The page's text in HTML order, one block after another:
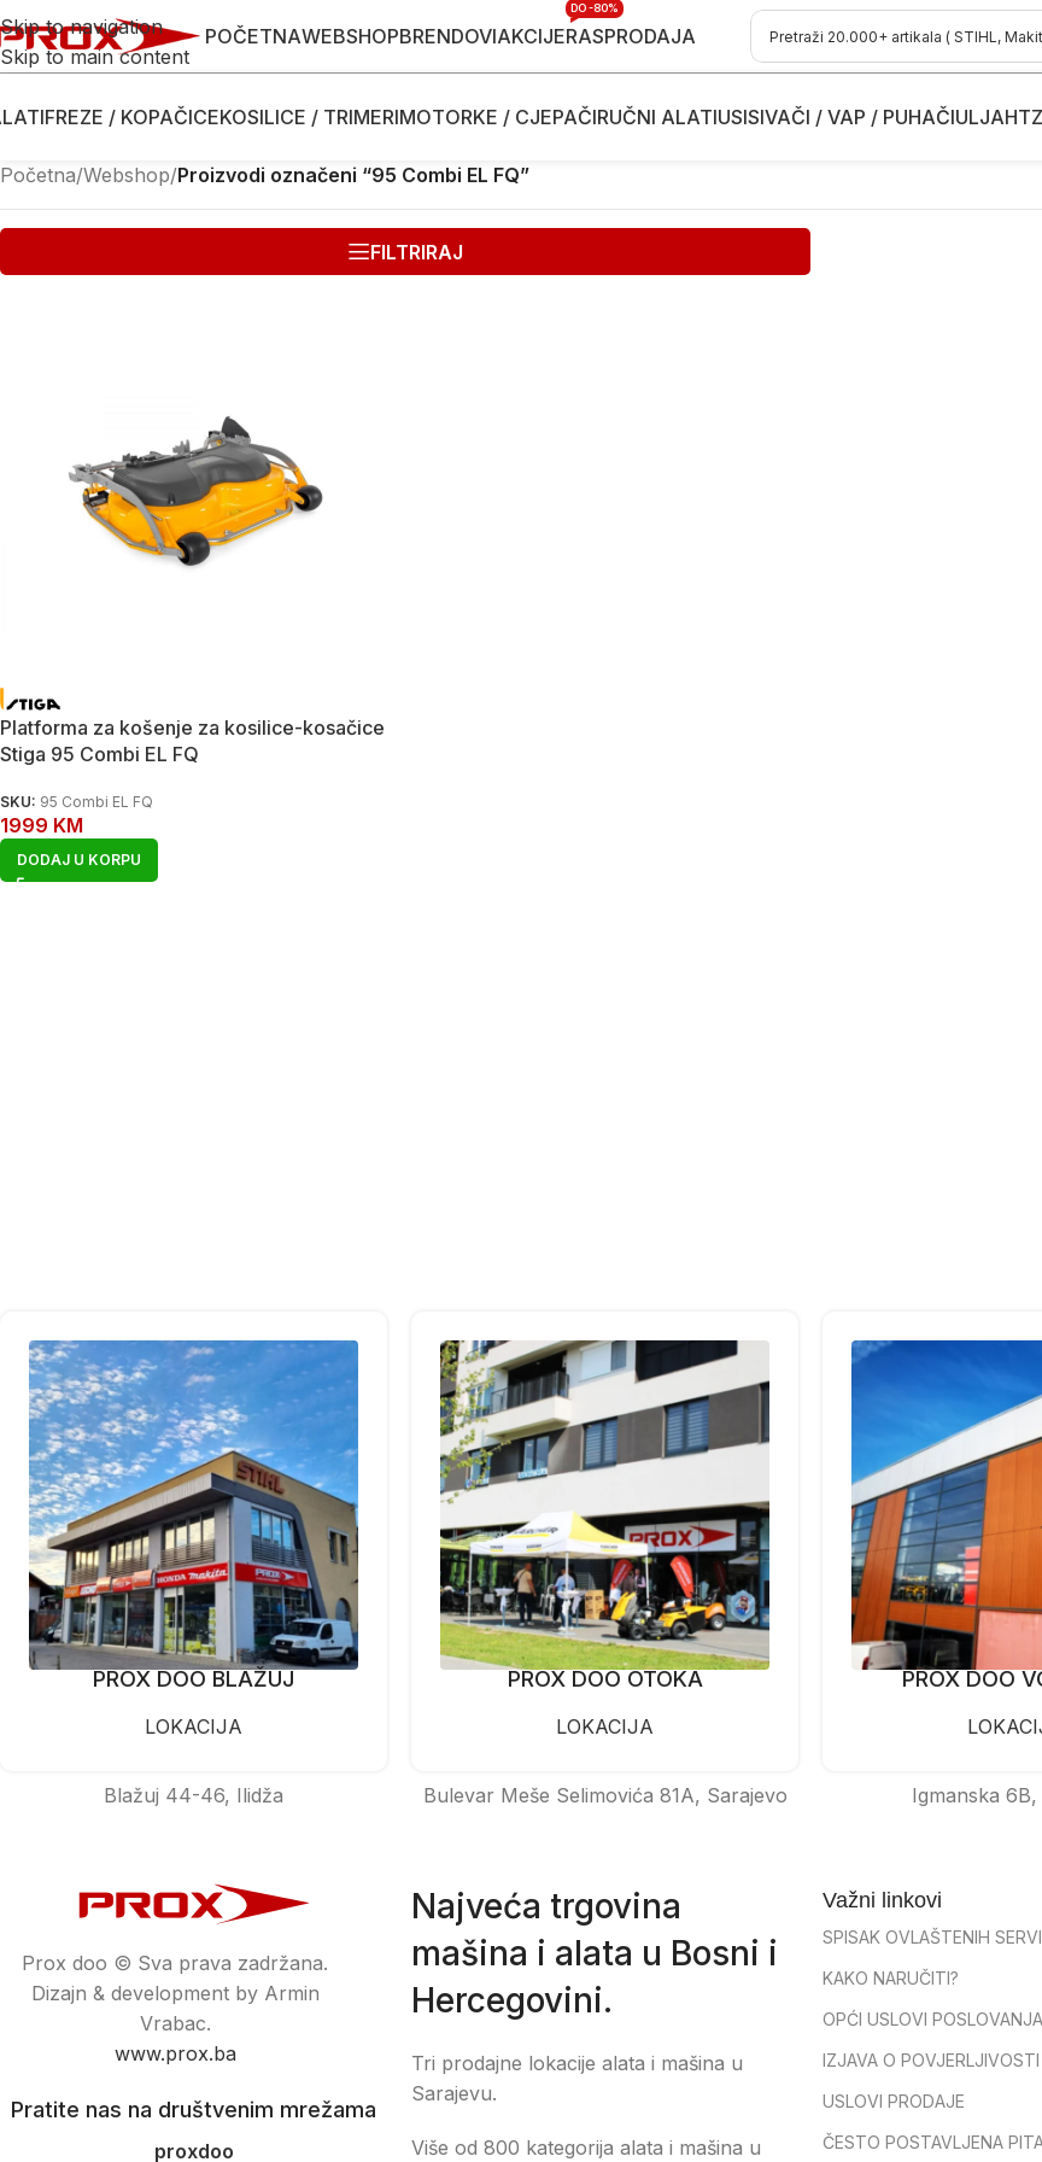
Skip to navigation
Skip to main content
POČETNAWEBSHOPBRENDOVIAKCIJERASPRODAJA
DO -80%
FREZE / KOPAČICEKOSILICE / TRIMERIMOTORKE / CJEPAČIRUČNI ALATIUSISIVAČI / VAP / PUHAČIULJAHTZ
Početna/Webshop/Proizvodi označeni “95 Combi EL FQ”
FILTRIRAJ
Platforma za košenje za kosilice-kosačice
Stiga 95 Combi EL FQ
SKU: 95 Combi EL FQ
1999 KM
DODAJ U KORPU
PROX DOO BLAŽUJ
LOKACIJA
Blažuj 44-46, Ilidža
PROX DOO OTOKA
LOKACIJA
Bulevar Meše Selimovića 81A, Sarajevo
PROX DOO
Igmanska
Prox doo © Sva prava zadržana.
Dizajn & development by Armin
Vrabac.
www.prox.ba
Pratite nas na društvenim mrežama
proxdoo
Najveća trgovina
mašina i alata u Bosni i
Hercegovini.
Tri prodajne lokacije alata i mašina u
Sarajevu.
Više od 800 kategorija alata i mašina u
Važni linkovi
SPISAK OVLAŠTENIH
KAKO NARUČITI?
OPĆI USLOVI POSLOVANJA
IZJAVA O POVJERLJIVOSTI
USLOVI PRODAJE
ČESTO POSTAVLJENA